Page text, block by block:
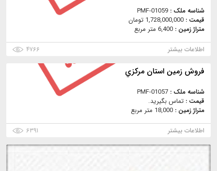
شناسه ملک : PMF-01059
قیمت : 1,728,000,000 تومان
متراژ زمین : 6,400 متر مربع
اطلاعات بیشتر
۴۷۶۶
فروش زمین استان مركزي
شناسه ملک : PMF-01057
قیمت : تماس بگیرید.
متراژ زمین : 18,000 متر مربع
اطلاعات بیشتر
۶۳۹۱